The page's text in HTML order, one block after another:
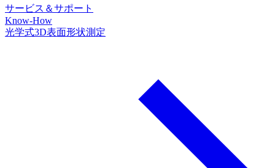
サービス＆サポート
Know-How
光学式3D表面形状測定